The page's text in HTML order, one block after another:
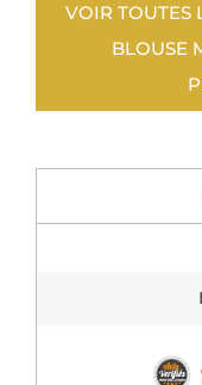
VOIR TOUTES
BLOUSE